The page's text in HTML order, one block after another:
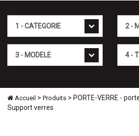
Accueil > Produits > PORTE-VERRE -
Support verres